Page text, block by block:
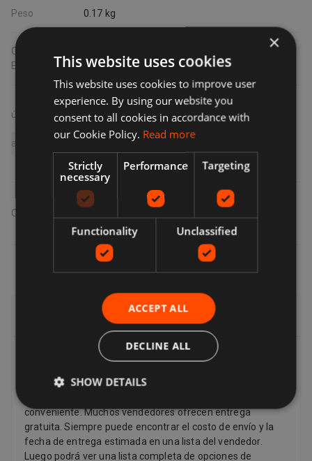
Peso 0.17 kg
Certificado
EPREL
búsquedas relacionadas
apple iphone 17 256gb black
Compartir
Entrega, devoluciones y reembolsos
Los vendedores ofrecen una variedad de opciones de
conveniente. Muchos vendedores ofrecen entrega
gratuita. Siempre puede encontrar el costo de envío y la
fecha de entrega estimada en una lista del vendedor.
Luego podrá ver una lista completa de opciones de
×
This website uses cookies
This website uses cookies to improve user
experience. By using our website you
consent to all cookies in accordance with
our Cookie Policy. Read more
Strictly
necessary
Performance Targeting
Functionality Unclassified
ACCEPT ALL
DECLINE ALL
SHOW DETAILS